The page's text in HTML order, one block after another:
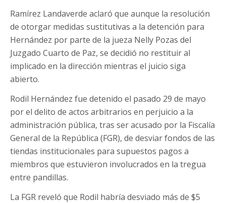
Ramírez Landaverde aclaró que aunque la resolución
de otorgar medidas sustitutivas a la detención para
Hernández por parte de la jueza Nelly Pozas del
Juzgado Cuarto de Paz, se decidió no restituir al
implicado en la dirección mientras el juicio siga
abierto.
Rodil Hernández fue detenido el pasado 29 de mayo
por el delito de actos arbitrarios en perjuicio a la
administración pública, tras ser acusado por la Fiscalía
General de la República (FGR), de desviar fondos de las
tiendas institucionales para supuestos pagos a
miembros que estuvieron involucrados en la tregua
entre pandillas.
La FGR reveló que Rodil habría desviado más de $5